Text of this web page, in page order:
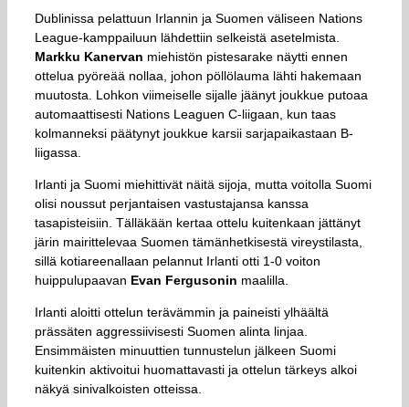
Dublinissa pelattuun Irlannin ja Suomen väliseen Nations
League-kamppailuun lähdettiin selkeistä asetelmista.
Markku Kanervan miehistön pistesarake näytti ennen
ottelua pyöreää nollaa, johon pöllölauma lähti hakemaan
muutosta. Lohkon viimeiselle sijalle jäänyt joukkue putoaa
automaattisesti Nations Leaguen C-liigaan, kun taas
kolmanneksi päätynyt joukkue karsii sarjapaikastaan B-
liigassa.
Irlanti ja Suomi miehittivät näitä sijoja, mutta voitolla Suomi
olisi noussut perjantaisen vastustajansa kanssa
tasapisteisiin. Tälläkään kertaa ottelu kuitenkaan jättänyt
järin mairittelevaa Suomen tämänhetkisestä vireystilasta,
sillä kotiareenallaan pelannut Irlanti otti 1-0 voiton
huippulupaavan Evan Fergusonin maalilla.
Irlanti aloitti ottelun terävämmin ja paineisti ylhäältä
prässäten aggressiivisesti Suomen alinta linjaa.
Ensimmäisten minuuttien tunnustelun jälkeen Suomi
kuitenkin aktivoitui huomattavasti ja ottelun tärkeys alkoi
näkyä sinivalkoisten otteissa.